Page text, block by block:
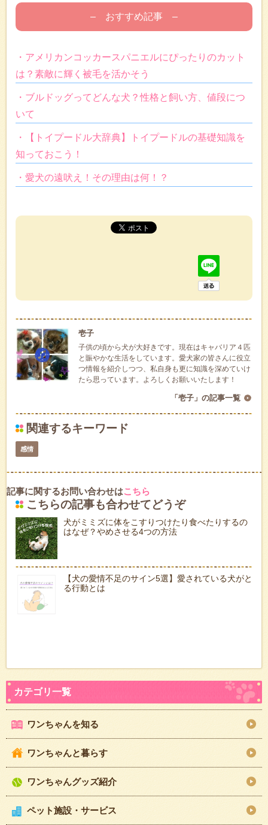
– おすすめ記事 –
・アメリカンコッカースパニエルにぴったりのカット
は？素敵に輝く被毛を活かそう
・ブルドッグってどんな犬？性格と飼い方、値段につ
いて
・【トイプードル大辞典】トイプードルの基礎知識を
知っておこう！
・愛犬の遠吠え！その理由は何！？
壱子
子供の頃から犬が大好きです。現在はキャバリア４匹
と賑やかな生活をしています。愛犬家の皆さんに役立
つ情報を紹介しつつ、私自身も更に知識を深めていけ
たら思っています。よろしくお願いいたします！
「壱子」の記事一覧
関連するキーワード
感情
記事に関するお問い合わせはこちら
こちらの記事も合わせてどうぞ
犬がミミズに体をこすりつけたり食べたりするの
はなぜ？やめさせる4つの方法
【犬の愛情不足のサイン5選】愛されている犬がと
る行動とは
ワンちゃんを知る
ワンちゃんと暮らす
ワンちゃんグッズ紹介
ペット施設・サービス